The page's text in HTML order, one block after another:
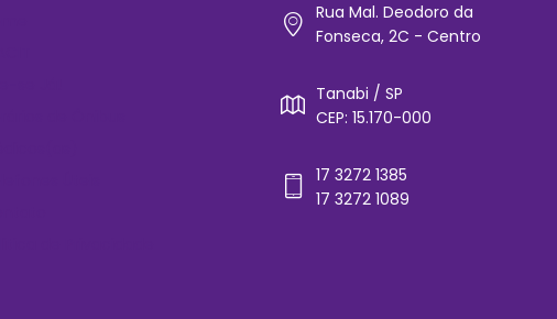
Rua Mal. Deodoro da
Fonseca, 2C - Centro
Tanabi / SP
CEP: 15.170-000
17 3272 1385
17 3272 1089